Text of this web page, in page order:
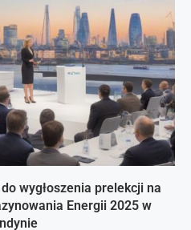
wygłoszenia prelekcji na
Energii 2025 w